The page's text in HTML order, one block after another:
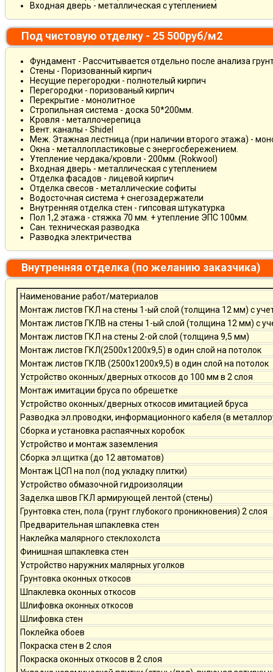
Входная дверь - металлическая с утеплением
Под чистовую отделку - 25 500руб/м2
Фундамент - Рассчитывается отдельно после анализа
Стены - Поризованный кирпич
Несущие перегородки - полнотелый кирпич
Перегородки - поризованый кирпич
Перекрытие - монолитное
Стропильная система - доска 50*200мм.
Кровля - металлочерепица
Вент. каналы - Shidel
Меж. Этажная лестница (при наличии второго этажа) -
Окна - металлопластиковые с энергосбережением.
Утепление чердака/кровли - 200мм. (Rokwool)
Входная дверь - металлическая с утеплением
Отделка фасадов - лицевой кирпич
Отделка свесов - металлические софиты
Водосточная система + снегозадержатели
Внутренняя отделка стен - гипсовая штукатурка
Пол 1,2 этажа - стяжка 70 мм. + утепление ЭПС 100мм.
Сан. техническая разводка
Разводка электричества
Внутренняя отделка (по желанию заказчика)
Наименование работ/материалов
Монтаж листов ГКЛ на стены 1-ый слой (толщина 12 мм) с
Монтаж листов ГКЛВ на стены 1-ый слой (толщина 12 мм) с
Монтаж листов ГКЛ на стены 2-ой слой (толщина 9,5 мм)
Монтаж листов ГКЛ(2500х1200х9,5) в один слой на потолок
Монтаж листов ГКЛВ (2500х1200х9,5) в один слой на потолок
Устройство оконных/дверных откосов до 100 мм в 2 слоя
Монтаж имитации бруса по обрешетке
Устройство оконных/дверных откосов имитацией бруса
Разводка эл.проводки, информационного кабеля (в
Сборка и установка распаячных коробок
Устройство и монтаж заземления
Сборка эл.щитка (до 12 автоматов)
Монтаж ЦСП на пол (под укладку плитки)
Устройство обмазочной гидроизоляции
Заделка швов ГКЛ армирующей лентой (стены)
Грунтовка стен, пола (грунт глубокого проникновения) 2 слоя
Предварительная шпаклевка стен
Наклейка малярного стеклохолста
Финишная шпаклевка стен
Устройство наружних малярных уголков
Грунтовка оконных откосов
Шпаклевка оконных откосов
Шлифовка оконных откосов
Шлифовка стен
Поклейка обоев
Покраска стен в 2 слоя
Покраска оконных откосов в 2 слоя